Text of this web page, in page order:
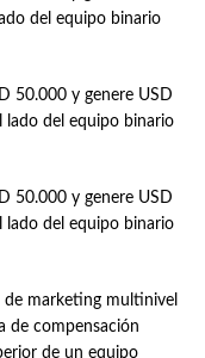
del equipo binario
50.000 y genere USD
lado del equipo binario
50.000 y genere USD
lado del equipo binario
de marketing multinivel
de compensación
de un equipo